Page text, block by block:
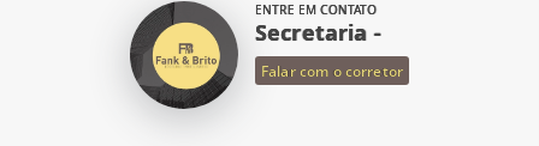
ENTRE EM CONTATO
Secretaria -
Falar com o corretor